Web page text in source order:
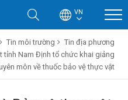
VN
Tin môi trường
Tin địa phương
tỉnh Nam Định tổ chức khai giảng
môn về thuốc bảo vệ thực vật